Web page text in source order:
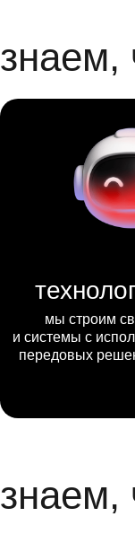
знаем,
мы строим
и системы с
передовых
знаем,